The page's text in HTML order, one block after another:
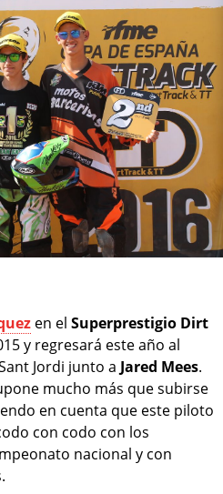
en el Superprestigio Dirt
y regresará este año al
Jordi junto a Jared Mees.
mucho más que subirse
en cuenta que este piloto
con codo con los
nacional y con